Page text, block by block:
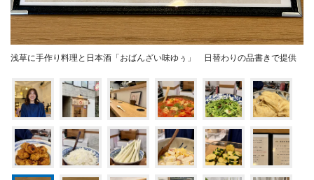
浅草に手作り料理と日本酒「おばんざい味ゆぅ」 日替わりの品書きで提供